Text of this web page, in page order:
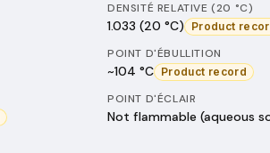
DENSITÉ RELATIVE (20 °C)
1.033 (20 °C) Product
POINT D'ÉBULLITION
~104 °C Product record
POINT D'ÉCLAIR
Not flammable (aqueous